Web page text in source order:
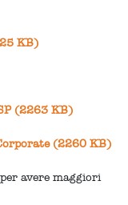
KB)
(2263 KB)
(2260 KB)
avere maggiori